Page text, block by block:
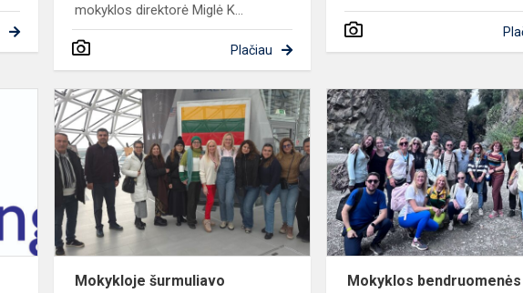
mokyklos direktorė Miglė K...
Plačiau
Tarptautinis
bendradarbiavimas
prasidėjo!
Mokykloje
šurmuliavo
Erasmus+
savaitė:
įrankiai,
mokyklų...
Mokykloje šurmuliavo
Mokyklos bendruomenės